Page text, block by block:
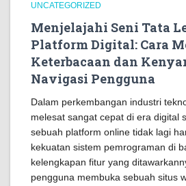
UNCATEGORIZED
Menjelajahi Seni Tata
Platform Digital: Cara
Keterbacaan dan
Navigasi Pengguna
Dalam perkembangan industri
melesat sangat cepat di era digital
sebuah platform online tidak lagi
kekuatan sistem pemrograman di
kelengkapan fitur yang
pengguna membuka sebuah situs